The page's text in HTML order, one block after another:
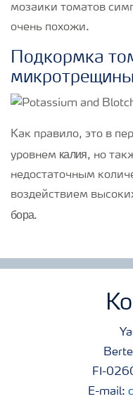
мозаики томатов
очень похожи.
Подкормка
Как правило, это в
уровнем калия, но
недостаточным
воздействием
бора.
FI-
E-mail: